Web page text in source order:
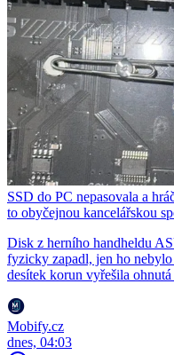
SSD do PC nepasovala a
to obyčejnou kancelářskou
Disk z herního handheldu
fyzicky zapadl, jen ho
desítek korun vyřešila ohnutá
Mobify.cz
dnes, 04:03